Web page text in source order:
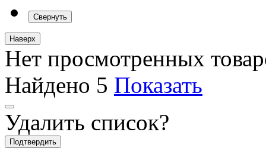
Свернуть
Наверх
Нет просмотренных
Найдено 5 Показать
Удалить список?
Подтвердить